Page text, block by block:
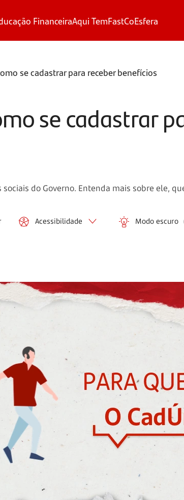
FinanceiraAqui TemFastCoEsfera
se cadastrar para receber benefícios
se cadastrar
do Governo. Entenda mais sobre ele,
Acessibilidade Modo escuro